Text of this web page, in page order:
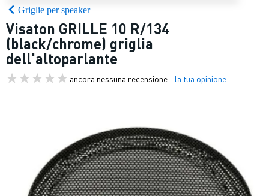
Griglie per speaker
Visaton GRILLE 10 R/134
(black/chrome) griglia
dell'altoparlante
ancora nessuna recensione la tua opinione